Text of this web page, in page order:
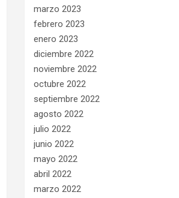
marzo 2023
febrero 2023
enero 2023
diciembre 2022
noviembre 2022
octubre 2022
septiembre 2022
agosto 2022
julio 2022
junio 2022
mayo 2022
abril 2022
marzo 2022